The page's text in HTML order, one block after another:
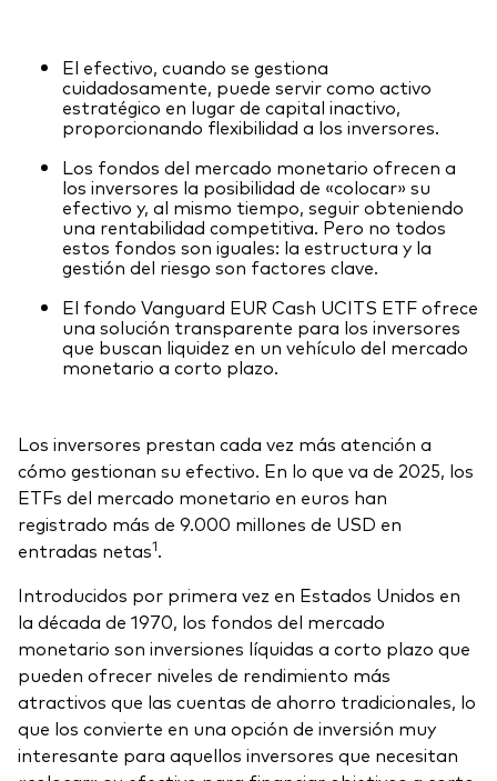
Invierte con nosotros
Supervisión de inversiones
Documentación legal
Prevención de fraude
El efectivo, cuando se gestiona
cuidadosamente, puede servir como activo
estratégico en lugar de capital inactivo,
proporcionando flexibilidad a los inversores.
Los fondos del mercado monetario ofrecen a
los inversores la posibilidad de «colocar» su
efectivo y, al mismo tiempo, seguir obteniendo
una rentabilidad competitiva. Pero no todos
estos fondos son iguales: la estructura y la
gestión del riesgo son factores clave.
El fondo Vanguard EUR Cash UCITS ETF ofrece
una solución transparente para los inversores
que buscan liquidez en un vehículo del mercado
monetario a corto plazo.
Los inversores prestan cada vez más atención a
cómo gestionan su efectivo. En lo que va de 2025, los
ETFs del mercado monetario en euros han
registrado más de 9.000 millones de USD en
entradas netas1.
Introducidos por primera vez en Estados Unidos en
la década de 1970, los fondos del mercado
monetario son inversiones líquidas a corto plazo que
pueden ofrecer niveles de rendimiento más
atractivos que las cuentas de ahorro tradicionales, lo
que los convierte en una opción de inversión muy
interesante para aquellos inversores que necesitan